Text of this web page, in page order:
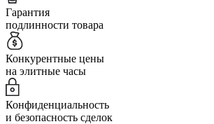
Гарантия
подлинности товара
Конкурентные цены
на элитные часы
Конфиденциальность
и безопасность сделок